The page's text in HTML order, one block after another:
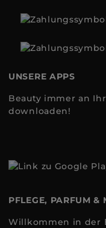
UNSERE APPS
Beauty immer an
downloaden!
PFLEGE, PARFUM &
Willkommen in der